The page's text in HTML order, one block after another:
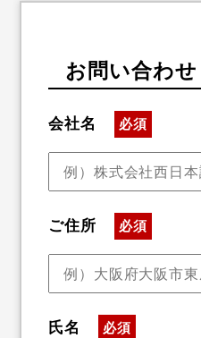
お問い合わせ
会社名 必須
ご住所 必須
氏名 必須